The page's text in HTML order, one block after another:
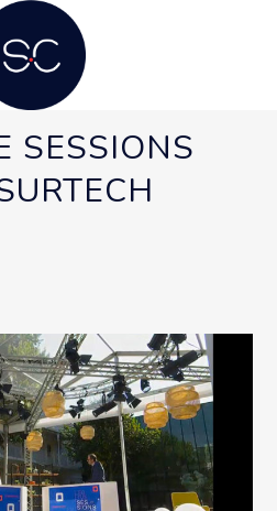
SESSIONS